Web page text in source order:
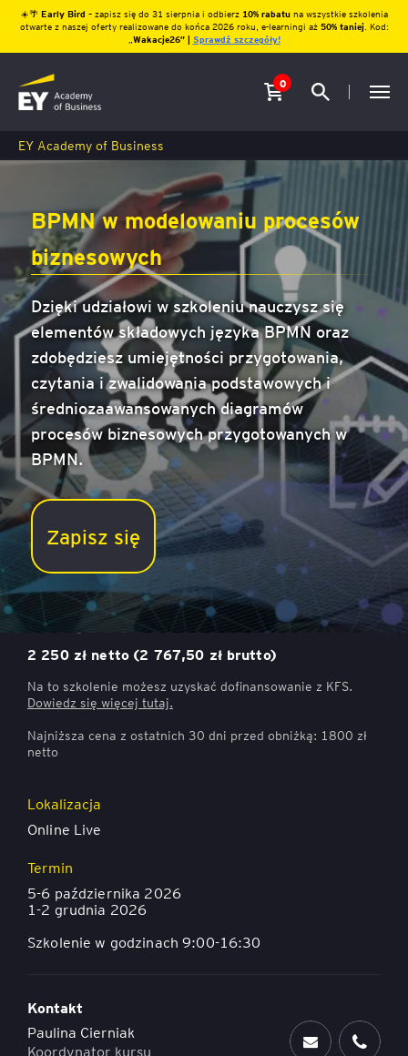
☀️🌴 Early Bird – zapisz się do 31 sierpnia i odbierz10% rabatu na wszystkie szkolenia
otwarte z naszej oferty realizowane do końca 2026 roku, e-learningi aż 50% taniej. Kod:
Wakacje26″ | Sprawdź szczegóły!
0
EY Academy of Business
BPMN w modelowaniu procesów
biznesowych
Dzięki udziałowi w szkoleniu nauczysz się
elementów składowych języka BPMN oraz
zdobędziesz umiejętności przygotowania,
czytania i zwalidowania podstawowych i
średniozaawansowanych diagramów
procesów biznesowych przygotowanych w
BPMN.
Zapisz się
BPMN w modelowaniu procesów biznesowych
Cena
2 250 zł netto (2 767,50 zł brutto)
Na to szkolenie możesz uzyskać dofinansowanie z KFS.
Dowiedz się więcej tutaj.
Najniższa cena z ostatnich 30 dni przed obniżką: 1800 zł
netto
Lokalizacja
Online Live
Termin
5-6 października 2026
1-2 grudnia 2026
Szkolenie w godzinach 9:00-16:30
Kontakt
Paulina Cierniak
Koordynator kursu